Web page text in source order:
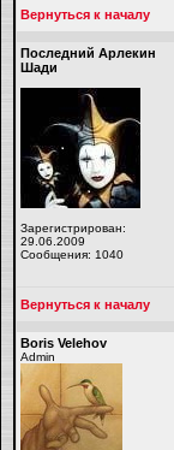
Вернуться к началу
Последний Арлекин
Шади
Зарегистрирован:
29.06.2009
Сообщения: 1040
Вернуться к началу
Boris Velehov
Admin